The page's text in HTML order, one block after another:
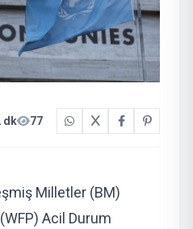
dk 77
Milletler (BM)
Acil Durum